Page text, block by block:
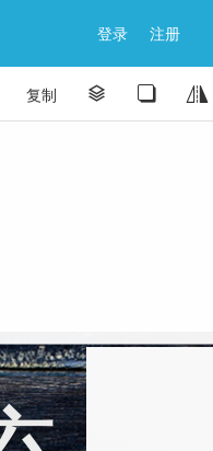
登录 注册
复制   